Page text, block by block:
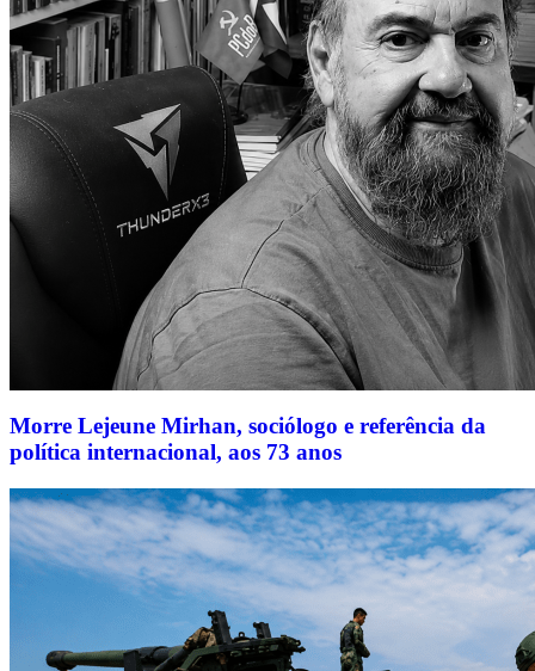
Morre Lejeune Mirhan, sociólogo e referência da
política internacional, aos 73 anos